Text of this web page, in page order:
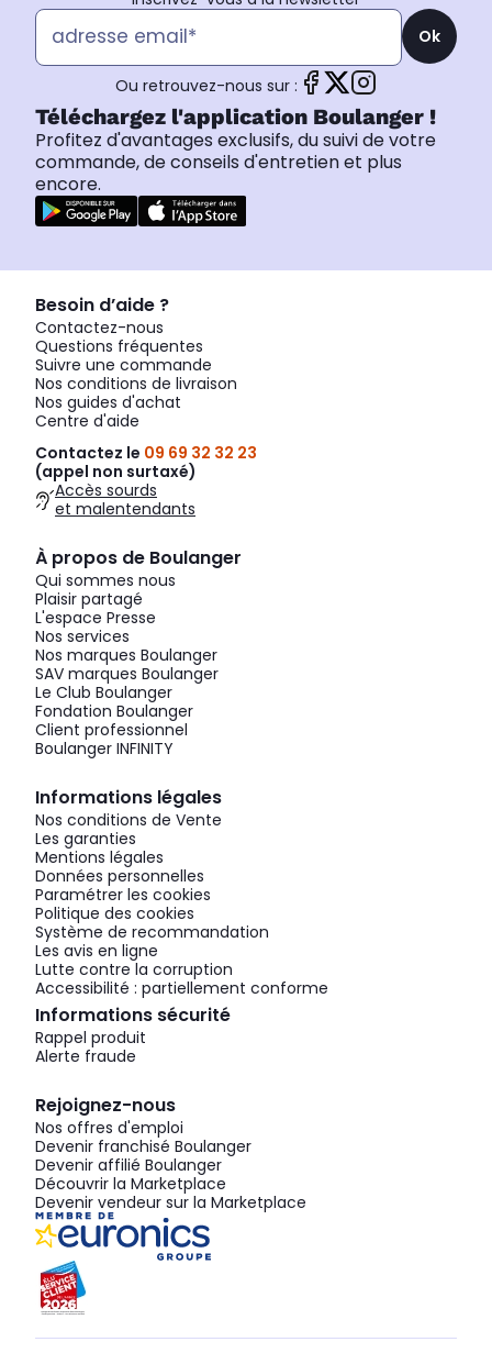
Ok
Ou retrouvez-nous sur :
Téléchargez l'application Boulanger !
Profitez d'avantages exclusifs, du suivi de votre
commande, de conseils d'entretien et plus
encore.
Besoin d’aide ?
Contactez-nous
Questions fréquentes
Suivre une commande
Nos conditions de livraison
Nos guides d'achat
Centre d'aide
Contactez le 09 69 32 32 23
(appel non surtaxé)
Accès sourds
et malentendants
À propos de Boulanger
Qui sommes nous
Plaisir partagé
L'espace Presse
Nos services
Nos marques Boulanger
SAV marques Boulanger
Le Club Boulanger
Fondation Boulanger
Client professionnel
Boulanger INFINITY
Informations légales
Nos conditions de Vente
Les garanties
Mentions légales
Données personnelles
Paramétrer les cookies
Politique des cookies
Système de recommandation
Les avis en ligne
Lutte contre la corruption
Accessibilité : partiellement conforme
Informations sécurité
Rappel produit
Alerte fraude
Rejoignez-nous
Nos offres d'emploi
Devenir franchisé Boulanger
Devenir affilié Boulanger
Découvrir la Marketplace
Devenir vendeur sur la Marketplace